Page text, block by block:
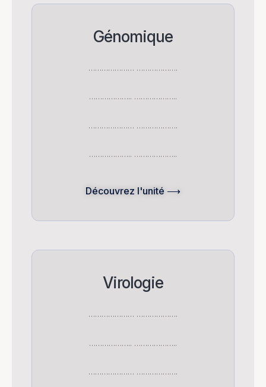
Génomique
………………… ……………….
……………….. ………………..
………………… ……………….
……………….. ………………..
Découvrez l'unité ⟶
Virologie
………………… ……………….
……………….. ………………..
………………… ……………….